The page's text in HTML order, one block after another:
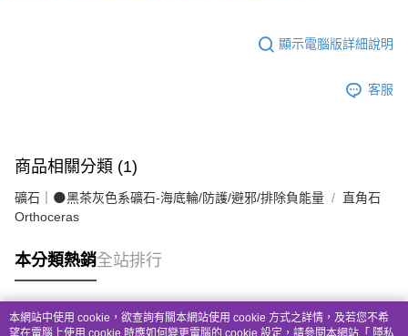
顯示電腦版詳細說明
客服
商品相關分類 (1)
礦石｜🌑黑茶灰色系礦石-海底輪/防護/避邪/排除負能量
直角石
Orthoceras
本分類熱銷全站排行
熱門標籤
本網站中使用 cookie，欲查詢有關本網站使用 cookie 方式之詳情，及若您不希
望在電腦上使用 cookie 時應如何變更電腦的 cookie 設定，請參閱本網站「 隱私